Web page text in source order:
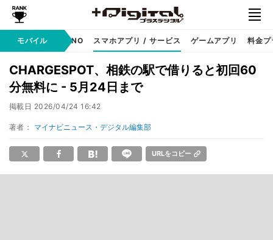
モバイル
携帯キャリア MVNO スマホアプリ / サービス ゲームアプリ 料金プ
CHARGESPOT、相鉄の駅で借りると初回60
分無料に - 5月24日まで
掲載日 2026/04/24 16:42
著者： マイナビニュース・デジタル編集部
URLをコピー